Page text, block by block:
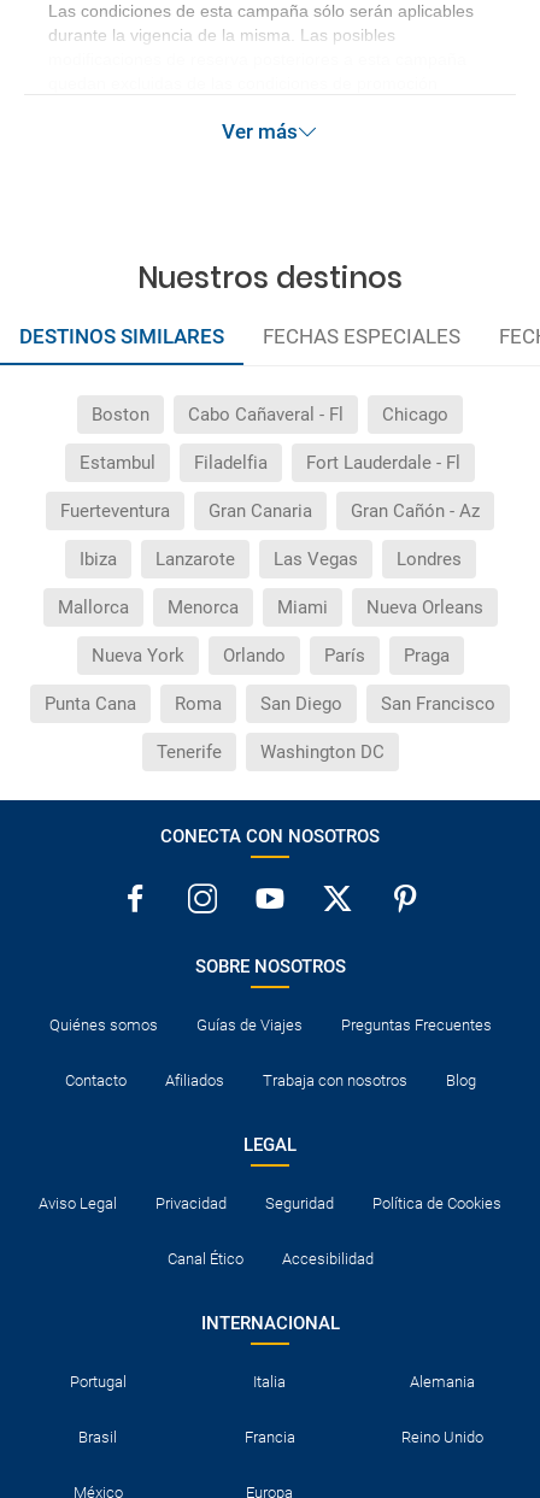
Las condiciones de esta campaña sólo serán aplicables
durante la vigencia de la misma. Las posibles
Ver más
Nuestros destinos
DESTINOS SIMILARES FECHAS ESPECIALES
Boston Cabo Cañaveral - Fl Chicago
Estambul Filadelfia Fort Lauderdale - Fl
Fuerteventura Gran Canaria Gran Cañón - Az
Ibiza Lanzarote Las Vegas Londres
Mallorca Menorca Miami Nueva Orleans
Nueva York Orlando París Praga
Punta Cana Roma San Diego San Francisco
Tenerife Washington DC
CONECTA CON NOSOTROS
SOBRE NOSOTROS
Quiénes somos Guías de Viajes Preguntas Frecuentes
Contacto Afiliados Trabaja con nosotros Blog
LEGAL
Aviso Legal Privacidad Seguridad Política de Cookies
Canal Ético Accesibilidad
INTERNACIONAL
Portugal Italia Alemania
Brasil Francia Reino Unido
México Europa